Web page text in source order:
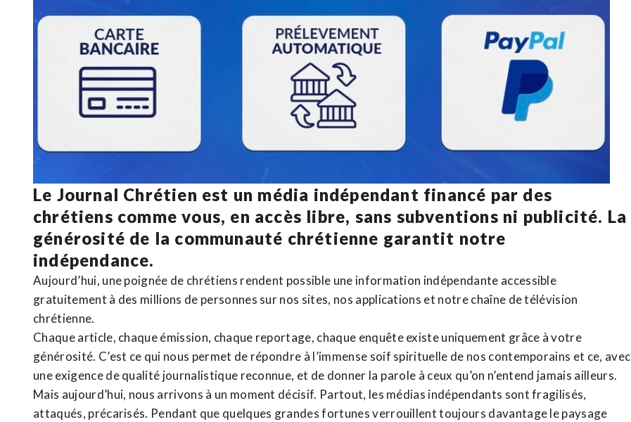
Le Journal Chrétien est un média indépendant financé par des
chrétiens comme vous, en accès libre, sans subventions ni publicité. La
générosité de la communauté chrétienne garantit notre
indépendance.
Aujourd’hui, une poignée de chrétiens rendent possible une information indépendante accessible
gratuitement à des millions de personnes sur nos sites, nos applications et notrechaîne de télévision
chrétienne.
Chaque article, chaque émission, chaque reportage, chaque enquête existe uniquement grâce à votre
générosité. C’est ce qui nous permet de répondre à l’immense soif spirituelle de nos contemporains et ce, avec
une exigence de qualité journalistique reconnue, et de donner la parole à ceux qu’on n’entend jamais ailleurs.
Mais aujourd’hui, nous arrivons à un moment décisif. Partout, les médias indépendants sont fragilisés,
attaqués, précarisés. Pendant que quelques grandes fortunes verrouillent toujours davantage le paysage